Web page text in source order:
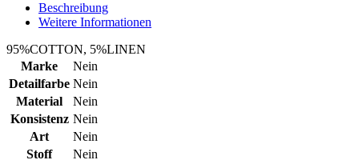
Beschreibung
Weitere Informationen
95%COTTON, 5%LINEN
Marke
Nein
Detailfarbe Nein
Material
Nein
Konsistenz Nein
Art
Nein
Stoff
Nein